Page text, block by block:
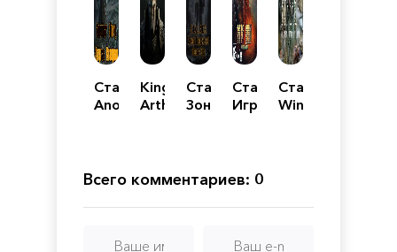
Сталкер
Another
King
Arthur
Сталкер
Зона
Сталкер
Игра
Сталкер
Winter
Всего комментариев: 0